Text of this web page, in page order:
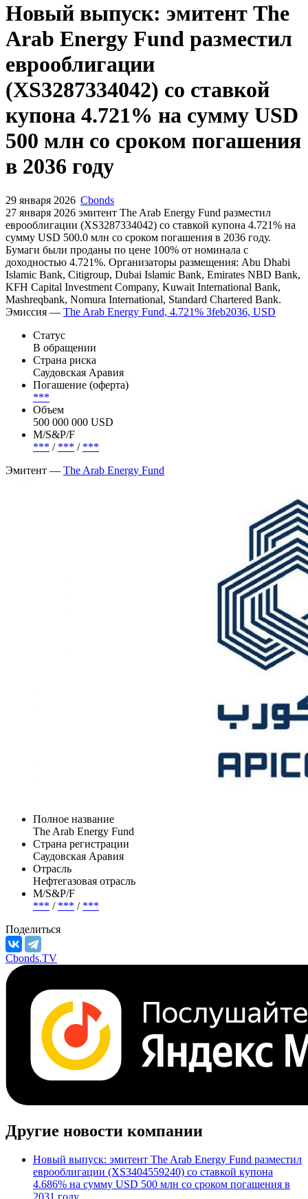
Новый выпуск: эмитент The
Arab Energy Fund разместил
еврооблигации
(XS3287334042) со ставкой
купона 4.721% на сумму USD
500 млн со сроком погашения
в 2036 году
29 января 2026 Cbonds
27 января 2026 эмитент The Arab Energy Fund разместил
еврооблигации (XS3287334042) cо ставкой купона 4.721% на
сумму USD 500.0 млн со сроком погашения в 2036 году.
Бумаги были проданы по цене 100% от номинала с
доходностью 4.721%. Организаторы размещения: Abu Dhabi
Islamic Bank, Citigroup, Dubai Islamic Bank, Emirates NBD Bank,
KFH Capital Investment Company, Kuwait International Bank,
Mashreqbank, Nomura International, Standard Chartered Bank.
Эмиссия — The Arab Energy Fund, 4.721% 3feb2036, USD
Статус
В обращении
Страна риска
Саудовская Аравия
Погашение (оферта)
***
Объем
500 000 000 USD
М/S&P/F
*** / *** / ***
Эмитент — The Arab Energy Fund
Полное название
The Arab Energy Fund
Страна регистрации
Саудовская Аравия
Отрасль
Нефтегазовая отрасль
М/S&P/F
*** / *** / ***
Поделиться
Cbonds.TV
Другие новости компании
Новый выпуск: эмитент The Arab Energy Fund разместил
еврооблигации (XS3404559240) со ставкой купона
4.686% на сумму USD 500 млн со сроком погашения в